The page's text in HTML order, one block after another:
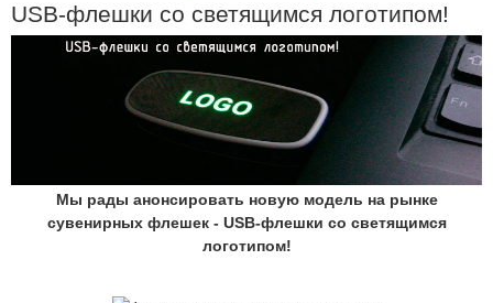
USB-флешки со светящимся логотипом!
Мы рады анонсировать новую модель на рынке
сувенирных флешек - USB-флешки со светящимся
логотипом!